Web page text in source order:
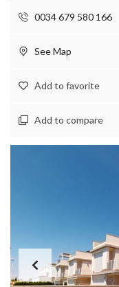
0034 679 580 166
See Map
Add to favorite
Add to compare